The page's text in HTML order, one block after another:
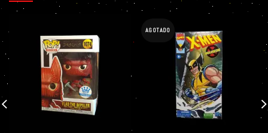
AGOTADO